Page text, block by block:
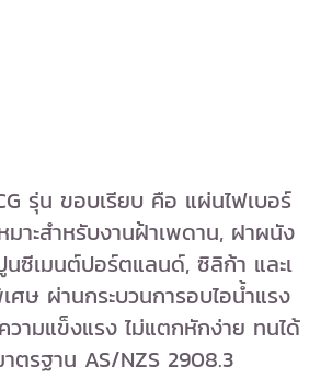
รุ่น ขอบเรียบ คือ แผ่นไฟเบอร์
าะสำหรับงานฝ้าเพดาน, ฝาผนัง
ซีเมนต์ปอร์ตแลนด์, ซิลิก้า และเ
ศษ ผ่านกระบวนการอบไอน้ำแรง
ามแข็งแรง ไม่แตกหักง่าย ทนได้
ตรฐาน AS/NZS 2908.3